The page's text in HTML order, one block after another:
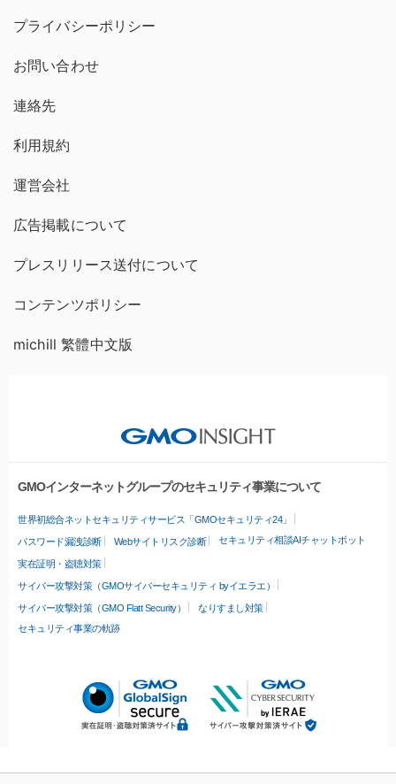
プライバシーポリシー
お問い合わせ
連絡先
利用規約
運営会社
広告掲載について
プレスリリース送付について
コンテンツポリシー
michill 繁體中文版
GMOインターネットグループのセキュリティ事業について
世界初総合ネットセキュリティサービス「GMOセキュリティ24」
パスワード漏洩診断 Webサイトリスク診断 セキュリティ相談AIチャットボット
実在証明・盗聴対策
サイバー攻撃対策（GMOサイバーセキュリティ byイエラエ）
サイバー攻撃対策（GMO Flatt Security）
なりすまし対策
セキュリティ事業の軌跡